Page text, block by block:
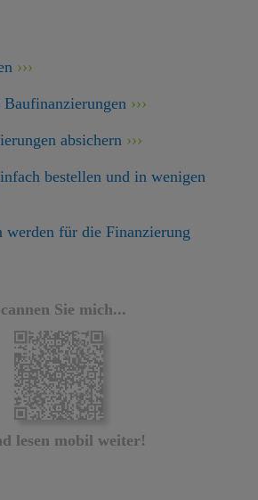
absichern
bestellen und in wenigen
werden für die Finanzierung
Sie mich...
lesen mobil weiter!